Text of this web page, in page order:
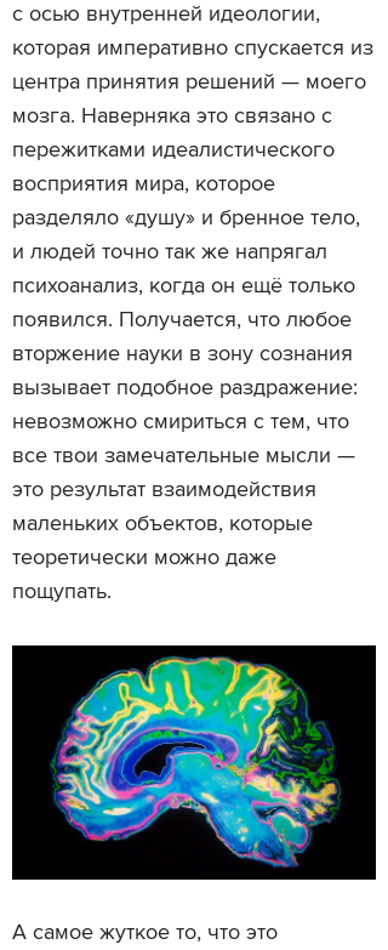
с осью внутренней идеологии,
которая императивно спускается из
центра принятия решений — моего
мозга. Наверняка это связано с
пережитками идеалистического
восприятия мира, которое
разделяло «душу» и бренное тело,
и людей точно так же напрягал
психоанализ, когда он ещё только
появился. Получается, что любое
вторжение науки в зону сознания
вызывает подобное раздражение:
невозможно смириться с тем, что
все твои замечательные мысли —
это результат взаимодействия
маленьких объектов, которые
теоретически можно даже
пощупать.
А самое жуткое то, что это